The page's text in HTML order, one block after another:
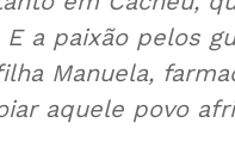
a paixão pelos
Manuela,
aquele povo